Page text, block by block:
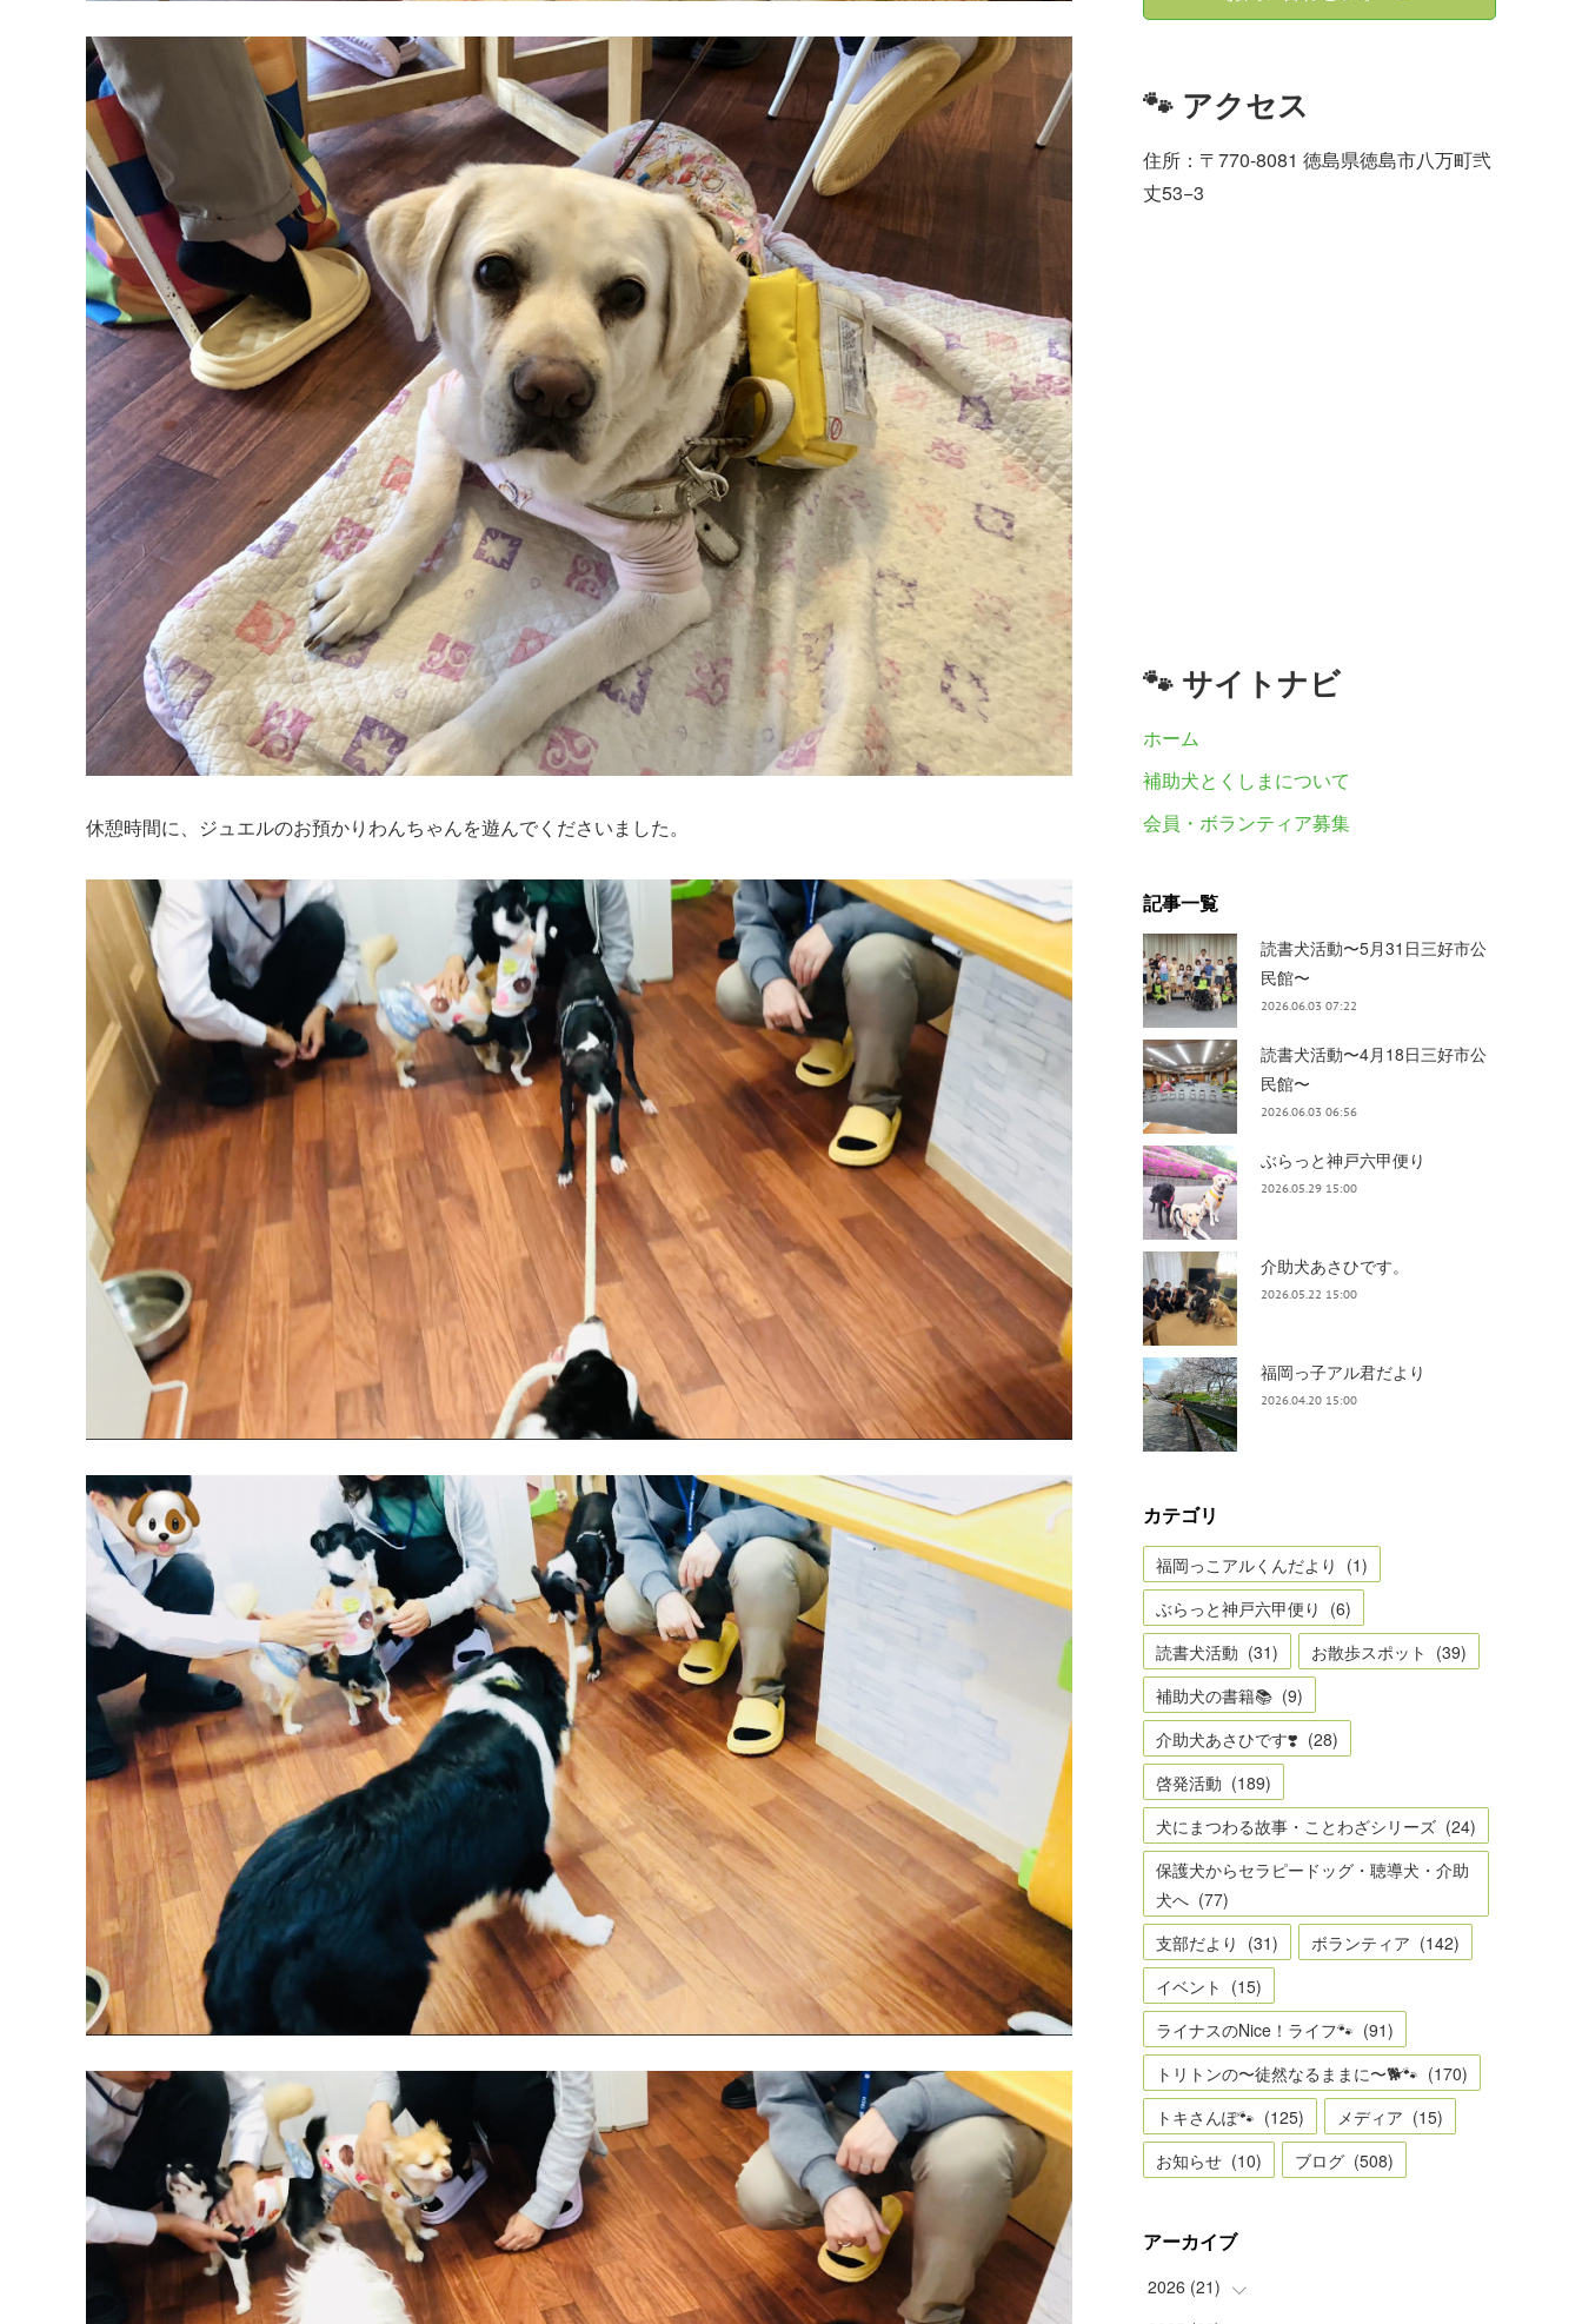
休憩時間に、ジュエルのお預かりわんちゃんを遊んでくださいました。
🐾 アクセス
住所：〒770-8081 徳島県徳島市八万町弐
丈53−3
🐾 サイトナビ
ホーム
補助犬とくしまについて
会員・ボランティア募集
記事一覧
読書犬活動〜5月31日三好市公
民館〜
2026.06.03 07:22
読書犬活動〜4月18日三好市公
民館〜
2026.06.03 06:56
ぶらっと神戸六甲便り
2026.05.29 15:00
介助犬あさひです。
2026.05.22 15:00
福岡っ子アル君だより
2026.04.20 15:00
カテゴリ
福岡っこアルくんだより (1)
ぶらっと神戸六甲便り (6)
読書犬活動 (31) お散歩スポット (39)
補助犬の書籍📚 (9)
介助犬あさひです❣️ (28)
啓発活動 (189)
犬にまつわる故事・ことわざシリーズ (24)
保護犬からセラピードッグ・聴導犬・介助
犬へ (77)
支部だより (31) ボランティア (142)
イベント (15)
ライナスのNice！ライフ🐾 (91)
トリトンの〜徒然なるままに〜🐕🐾 (170)
トキさんぽ🐾 (125) メディア (15)
お知らせ (10) ブログ (508)
アーカイブ
2026 (21)